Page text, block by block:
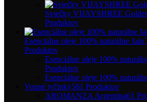
Sviečky VIJAYSHREE
Produktov
Esenciálne oleje 100% naturálne
Produktov
Esenciálne oleje 100%
Produktov
Esenciálne oleje 100%
Vonné tyčinky561 Produktov
AROMANZA Argentina61